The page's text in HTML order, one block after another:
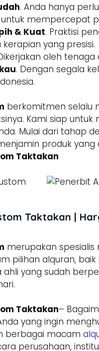
. Anda hanya
mempercepat
& Kuat. Praktisi
yang presisi.
oleh
. Dengan segala
berkomitmen selalu
Kami siap
Mulai dari tahap
produk
Taktakan
Taktakan |
merupakan
pilihan alquran,
yang sudah
Taktakan–
yang ingin
berbagai macam
perusahaan,